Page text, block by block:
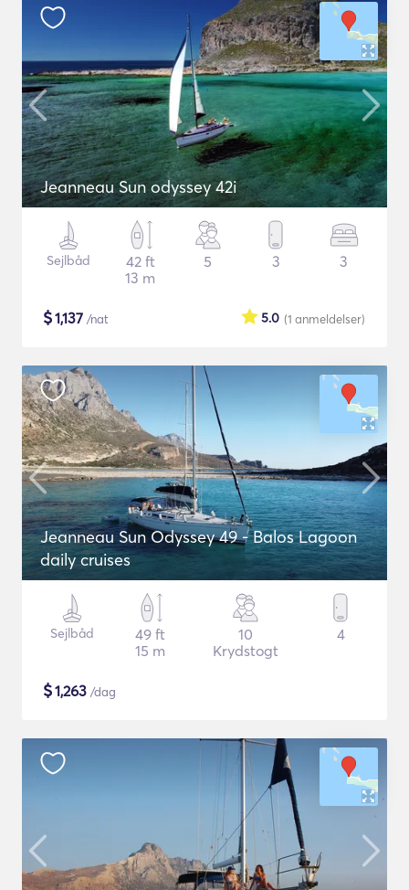
Jeanneau Sun odyssey 42i
Sejlbåd
42 ft
13 m
5 3 3
$1,137 /nat (1 anmeldelser)
5.0
Jeanneau Sun Odyssey 49 - Balos Lagoon
daily cruises
Sejlbåd
49 ft
15 m
10
Krydstogt
4
$1,263 /dag